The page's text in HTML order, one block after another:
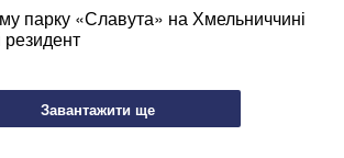
парку «Славута» на Хмельниччині
резидент
Завантажити ще